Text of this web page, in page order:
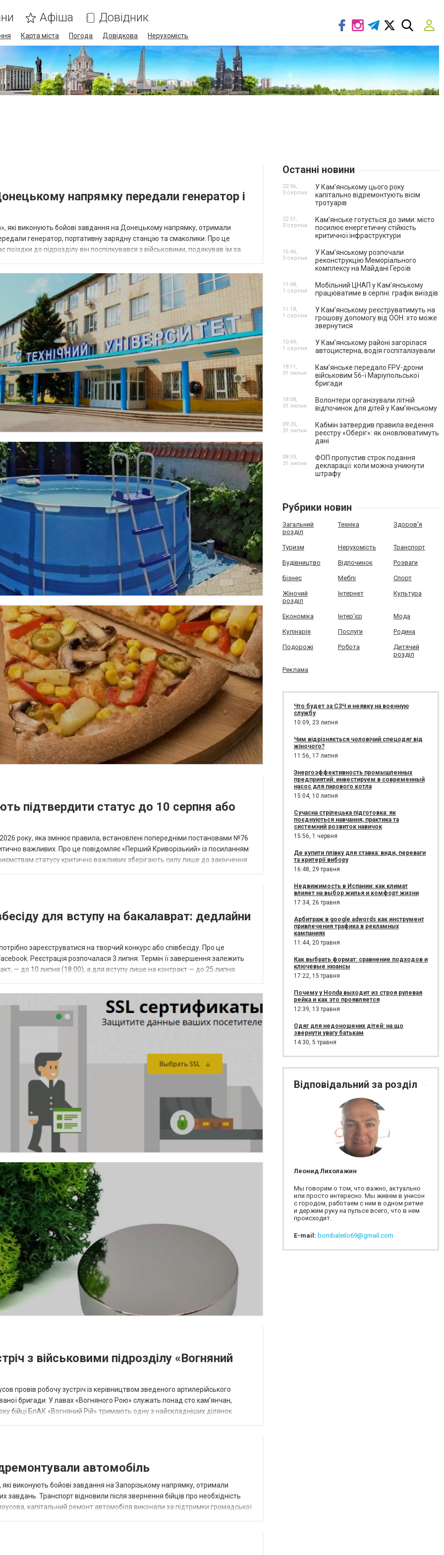
Афіша Довідник
Карта міста Погода Довідкова Нерухомість
напрямку передали генератор і
які виконують бойові завдання на Донецькому напрямку, отримали
генератор, портативну зарядну станцію та смаколики. Про це
до підрозділу він поспілкувався з військовими, подякував їм за
підтвердити статус до 10 серпня або
року, яка змінює правила, встановлені попередніми постановами №76
важливих. Про це повідомляє «Перший Криворізький» із посиланням
статусу критично важливих зберігають силу лише до закінчення
для вступу на бакалаврат: дедлайни
зареєструватися на творчий конкурс або співбесіду. Про це
Реєстрація розпочалася 3 липня. Термін її завершення залежить
— до 10 липня (18:00), а для вступу лише на контракт — до 25 липня
з військовими підрозділу «Вогняний
провів робочу зустріч із керівництвом зведеного артилерійського
бригади. У лавах «Вогняного Рою» служать понад сто кам’янчан,
бійці БпАК «Вогняний Рій» тримають одну з найскладніших ділянок
автомобіль
виконують бойові завдання на Запорізькому напрямку, отримали
Транспорт відновили після звернення бійців про необхідність
капітальний ремонт автомобіля виконали за підтримки громадської
Останні новини
У Кам’янському цього року
капітально відремонтують вісім
тротуарів
22:56,
3 серпня
Кам’янське готується до зими: місто
посилює енергетичну стійкість
критичної інфраструктури
22:51,
3 серпня
У Кам’янському розпочали
реконструкцію Меморіального
комплексу на Майдані Героїв
16:46,
3 серпня
Мобільний ЦНАП у Кам’янському
працюватиме в серпні: графік виїздів
11:48,
1 серпня
У Кам’янському реєструватимуть на
грошову допомогу від ООН: хто може
звернутися
11:18,
1 серпня
У Кам’янському районі загорілася
автоцистерна, водія госпіталізували
10:49,
1 серпня
Кам’янське передало FPV-дрони
військовим 56-ї Маріупольської
бригади
18:11,
31 липня
Волонтери організували літній
відпочинок для дітей у Кам’янському
18:08,
31 липня
Кабмін затвердив правила ведення
реєстру «Оберіг»: як оновлюватимуть
дані
09:20,
31 липня
ФОП пропустив строк подання
декларації: коли можна уникнути
штрафу
08:59,
31 липня
Рубрики новин
Загальний
розділ
Техніка Здоров'я
Туризм Нерухомість Транспорт
Будівництво Відпочинок Розваги
Бізнес Меблі Спорт
Жіночий
розділ
Інтернет Культура
Економіка Інтер'єр Мода
Кулінарія Послуги Родина
Подорожі Робота
Дитячий
розділ
Реклама
Что будет за СЗЧ и неявку на военную
службу
10:09, 23 липня
Чим відрізняється чоловічий спецодяг від
жіночого?
11:56, 17 липня
Энергоэффективность промышленных
предприятий: инвестируем в современный
насос для парового котла
15:04, 10 липня
Сучасна стрілецька підготовка: як
поєднуються навчання, практика та
системний розвиток навичок
15:56, 1 червня
Де купити плівку для ставка: види, переваги
та критерії вибору
16:48, 29 травня
Недвижимость в Испании: как климат
влияет на выбор жилья и комфорт жизни
17:34, 26 травня
Арбитраж в google adwords как инструмент
привлечения трафика в рекламных
кампаниях
11:44, 20 травня
Как выбрать формат: сравнение подходов и
ключевые нюансы
17:22, 15 травня
Почему у Honda выходит из строя рулевая
рейка и как это проявляется
12:39, 13 травня
Одяг для недоношених дітей: на що
звернути увагу батькам
14:30, 5 травня
Відповідальний за розділ
Леонид Лихолажин
Мы говорим о том, что важно, актуально
или просто интересно. Мы живем в унисон
с городом, работаем с ним в одном ритме
и держим руку на пульсе всего, что в нем
происходит.
E-mail: bombaleilo69@gmail.com